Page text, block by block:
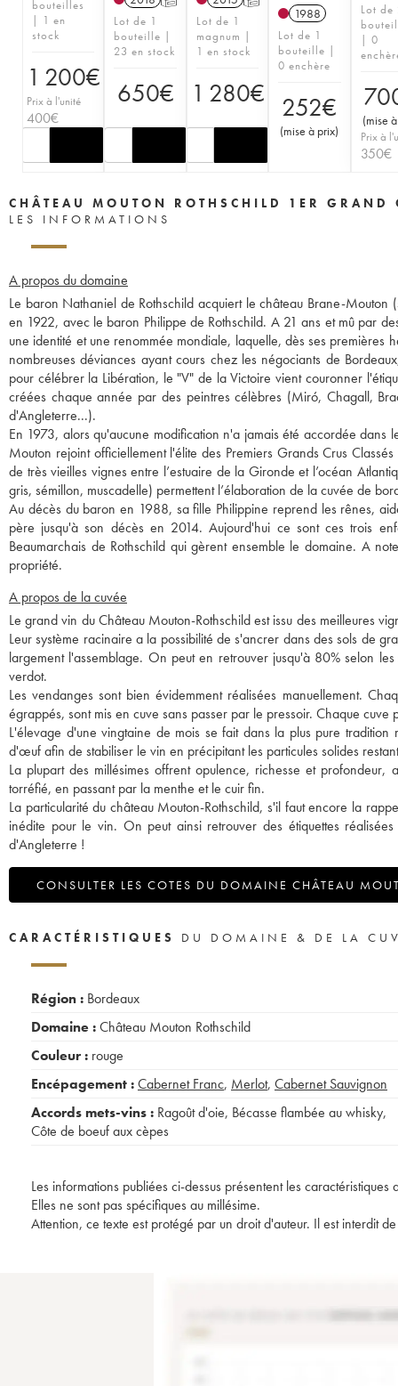
bouteilles
| 1 en
stock
1 200€
Prix à l'unité
400€
Lot de 1
bouteille |
23 en stock
650€
Lot de 1
magnum |
1 en stock
1 280€
1988
Lot de 1
bouteille |
0 enchère
252€
(mise à prix)
Lot de
| 0
(mise
Prix à
350€
CHÂTEAU MOUTON ROTHSCHILD 1ER GRAND
LES INFORMATIONS
A propos du domaine
Le baron Nathaniel de Rothschild acquiert le château Brane-
en 1922, avec le baron Philippe de Rothschild. A 21 ans et mû par
une identité et une renommée mondiale, laquelle, dès ses
nombreuses déviances ayant cours chez les négociants de
pour célébrer la Libération, le "V" de la Victoire vient couronner
créées chaque année par des peintres célèbres (Miró, Chagall,
d'Angleterre...).
En 1973, alors qu'aucune modification n'a jamais été accordée
Mouton rejoint officiellement l'élite des Premiers Grands Crus
de très vieilles vignes entre l’estuaire de la Gironde et l’océan
gris, sémillon, muscadelle) permettent l’élaboration de la cuvée de
Au décès du baron en 1988, sa fille Philippine reprend les rênes,
père jusqu'à son décès en 2014. Aujourd'hui ce sont ces trois
Beaumarchais de Rothschild qui gèrent ensemble le domaine. A
propriété.
A propos de la cuvée
Le grand vin du Château Mouton-Rothschild est issu des meilleures
Leur système racinaire a la possibilité de s'ancrer dans des sols de
largement l'assemblage. On peut en retrouver jusqu'à 80% selon
verdot.
Les vendanges sont bien évidemment réalisées manuellement.
égrappés, sont mis en cuve sans passer par le pressoir. Chaque
L'élevage d'une vingtaine de mois se fait dans la plus pure
d'œuf afin de stabiliser le vin en précipitant les particules solides
La plupart des millésimes offrent opulence, richesse et
torréfié, en passant par la menthe et le cuir fin.
La particularité du château Mouton-Rothschild, s'il faut encore la
inédite pour le vin. On peut ainsi retrouver des étiquettes
d'Angleterre !
CONSULTER LES COTES DU DOMAINE CHÂTEAU
CARACTÉRISTIQUES DU DOMAINE & DE LA
Région : Bordeaux
Domaine :Château Mouton Rothschild
Couleur : rouge
Encépagement :Cabernet Franc, Merlot, Cabernet Sauvignon
Accords mets-vins : Ragoût d'oie, Bécasse flambée au whisky,
Côte de boeuf aux cèpes
Les informations publiées ci-dessus présentent les caractéristiques
Elles ne sont pas spécifiques au millésime.
Attention, ce texte est protégé par un droit d'auteur. Il est interdit